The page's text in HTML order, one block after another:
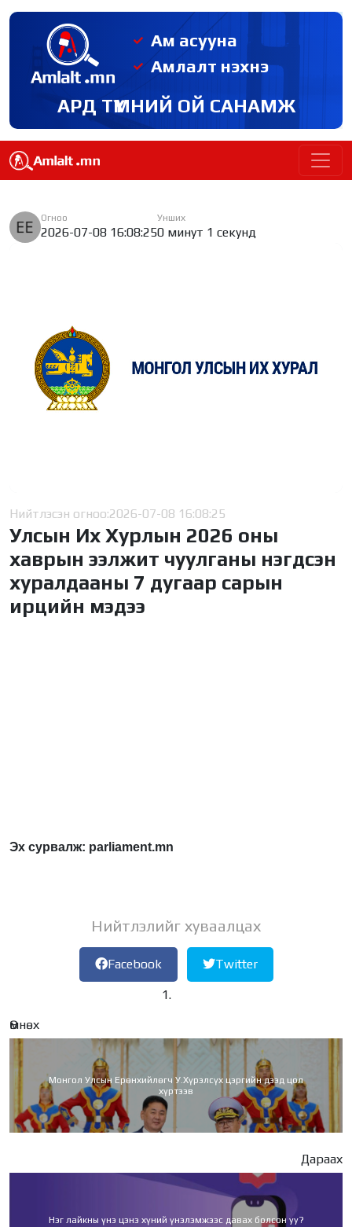
Ам асууна
Амлалт нэхнэ
АРД ТҮМНИЙ ОЙ САНАМЖ
Огноо
2026-07-08 16:08:25
Унших
0 минут 1 секунд
Нийтлэсэн огноо:2026-07-08 16:08:25
Улсын Их Хурлын 2026 оны
хаврын ээлжит чуулганы нэгдсэн
хуралдааны 7 дугаар сарын
ирцийн мэдээ
Эх сурвалж: parliament.mn
Нийтлэлийг хуваалцах
Facebook Twitter
Өмнөх
Монгол Улсын Ерөнхийлөгч У.Хүрэлсүх цэргийн дээд цол
хүртээв
Дараах
Нэг лайкны үнэ цэнэ хүний үнэлэмжээс давах болсон уу?